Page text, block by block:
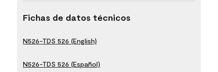
Fichas de datos técnicos
N526-TDS 526 (English)
N526-TDS 526 (Español)